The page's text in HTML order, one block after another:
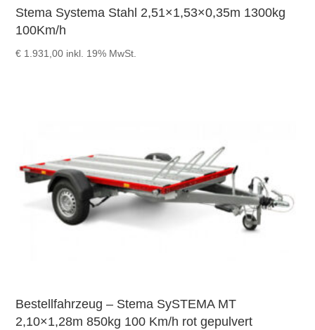
Stema Systema Stahl 2,51×1,53×0,35m 1300kg
100Km/h
€ 1.931,00 inkl. 19% MwSt.
Bestellfahrzeug – Stema SySTEMA MT
2,10×1,28m 850kg 100 Km/h rot gepulvert